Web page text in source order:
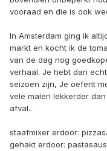
vooraad en die is ook
In Amsterdam ging ik
markt en kocht ik de
van de dag nog
verhaal. Je hebt dan
seizoen zijn, Je oefent
vele malen lekkerder
afval..
staafmixer erdoor:
gehakt erdoor: pastasaus